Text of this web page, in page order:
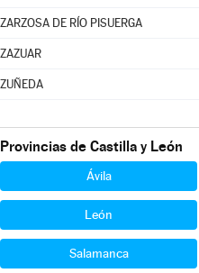
ZARZOSA DE RÍO PISUERGA
ZAZUAR
ZUÑEDA
Provincias de Castilla y León
Ávila
León
Salamanca